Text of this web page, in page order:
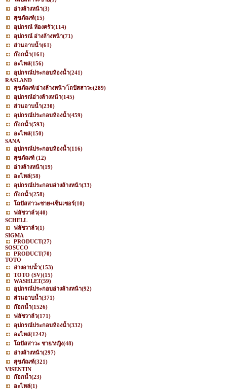
อ่างล้างหน้า(3)
สุขภัณฑ์(15)
อุปกรณ์ ห้องครัว(114)
อุปกรณ์ อ่างล้างหน้า(71)
ส่วนอาบน้ำ(61)
ก๊อกน้ำ(161)
อะไหล่(156)
อุปกรณ์ประกอบห้องน้ำ(241)
RASLAND
สุขภัณฑ์/อ่างล้างหน้า/โถปัสสาวะ(289)
อุปกรณ์อ่างล้างหน้า(145)
ส่วนอาบน้ำ(230)
อุปกรณ์ประกอบห้องน้ำ(459)
ก๊อกน้ำ(593)
อะไหล่(150)
SANA
อุปกรณ์ประกอบห้องน้ำ(116)
สุขภัณฑ์ (12)
อ่างล้างหน้า(19)
อะไหล่(58)
อุปกรณ์ประกอบอ่างล้างหน้า(33)
ก๊อกน้ำ(258)
โถปัสสาวะชาย+เซ็นเซอร์(10)
ฟลัชวาล์ว(40)
SCHELL
ฟลัชวาล์ว(1)
SIGMA
PRODUCT(27)
SOSUCO
PRODUCT(70)
TOTO
อ่างอาบน้ำ(153)
TOTO (SV)(15)
WASHLET(59)
อุปกรณ์ประกอบอ่างล้างหน้า(92)
ส่วนอาบน้ำ(371)
ก๊อกน้ำ(1526)
ฟลัชวาล์ว(171)
อุปกรณ์ประกอบห้องน้ำ(332)
อะไหล่(1242)
โถปัสสาวะ ชาย/หญิง(48)
อ่างล้างหน้า(297)
สุขภัณฑ์(321)
VISENTIN
ก๊อกน้ำ(23)
อะไหล่(1)